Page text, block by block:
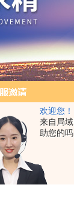
欢迎您！
来自局
助您的吗
色谱仪